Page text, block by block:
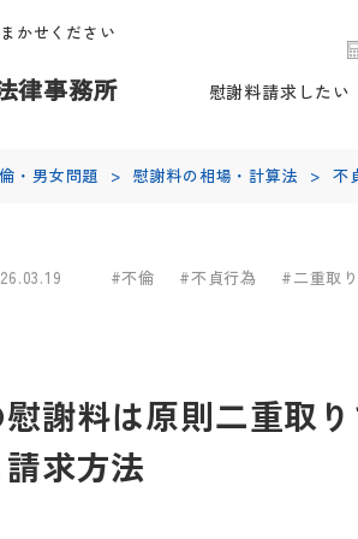
かせください
律事務所
慰謝料請求したい
・男女問題 > 慰謝料の相場・計算法 > 不
#不倫 #不貞行為 #二重取り
謝料は原則二重取
求方法